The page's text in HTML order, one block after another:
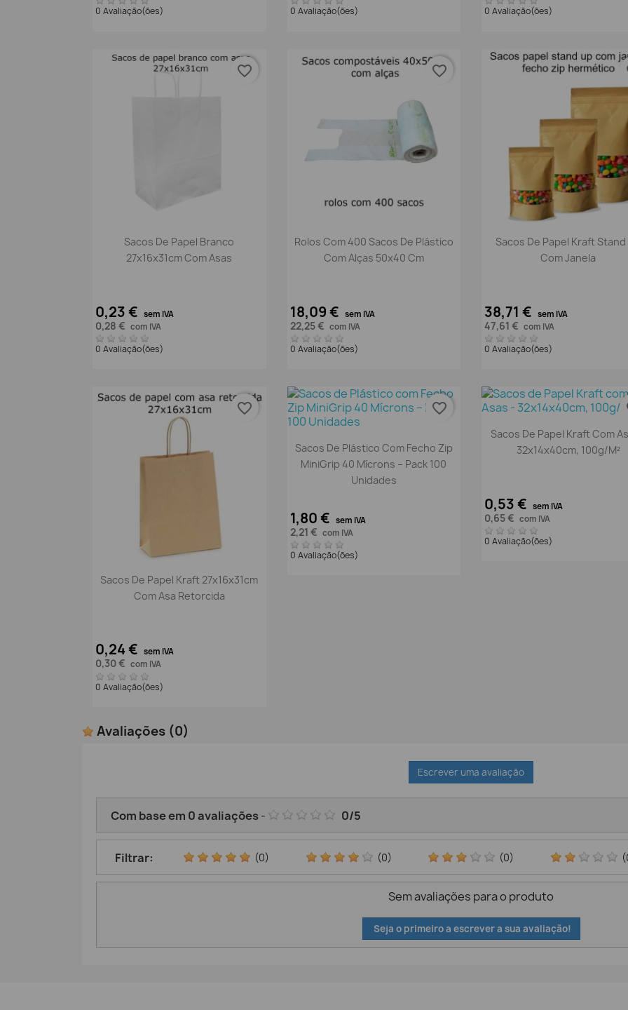
0 Avaliação(ões) 0 Avaliação(ões) 0 Avaliação(ões)
Vista rápida
Sacos De Papel Branco
27x16x31cm Com Asas
0,23 € sem IVA
0,28 € com IVA
0 Avaliação(ões)
favorite_border
Vista rápida
Rolos Com 400 Sacos De Plástico
Com Alças 50x40 Cm
18,09 € sem IVA
22,25 € com IVA
0 Avaliação(ões)
favorite_border
Vista rápida
Sacos De Papel Kraft Stand
Com Janela
38,71 € sem IVA
47,61 € com IVA
0 Avaliação(ões)
 Vista rápida
Sacos De Papel Kraft 27x16x31cm
Com Asa Retorcida
0,24 € sem IVA
0,30 € com IVA
0 Avaliação(ões)
favorite_border
 Vista rápida
Sacos De Plástico Com Fecho Zip
MiniGrip 40 Mícrons – Pack 100
Unidades
1,80 € sem IVA
2,21 € com IVA
0 Avaliação(ões)
favorite_border
 Vista rápida
Sacos De Papel Kraft Com
32x14x40cm, 100g/m²
0,53 € sem IVA
0,65 € com IVA
0 Avaliação(ões)
Avaliações (0)
Escrever uma avaliação
Com base em 0avaliações- 0/5
Filtrar: (0) (0) (0)
Sem avaliações para o produto
Seja o primeiro a escrever a sua avaliação!